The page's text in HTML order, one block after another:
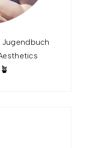
Jugendbuch